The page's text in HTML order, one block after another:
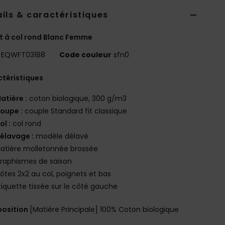
& caractéristiques
à col rond Blanc Femme
EQWFT03188 Code couleur sfn0
: coton biologique, 300 g/m3
: couple Standard fit classique
: col rond
: modèle délavé
molletonnée brossée
de saison
2x2 au col, poignets et bas
tissée sur le côté gauche
[Matière Principale] 100% Coton biologique